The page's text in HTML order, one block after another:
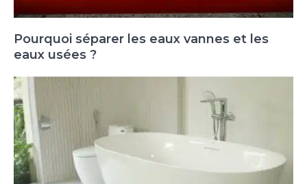
Pourquoi séparer les eaux vannes et les
eaux usées ?